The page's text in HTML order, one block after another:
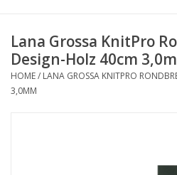
Paspoppen
Lana Grossa KnitPro
Design-Holz 40cm
HOME/ LANA GROSSA KNITPRO
3,0MM